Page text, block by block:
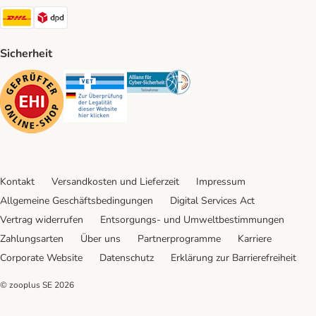
DHL Shipping Method
Sicherheit
Security Security Security
Kontakt Versandkosten und Lieferzeit
Impressum
Allgemeine Geschäftsbedingungen
Digital Services Act
Vertrag widerrufen
Entsorgungs- und Umweltbestimmungen
Zahlungsarten
Über uns Partnerprogramme
Karriere
Corporate Website
Datenschutz Erklärung zur Barrierefreiheit
© zooplus SE 2026